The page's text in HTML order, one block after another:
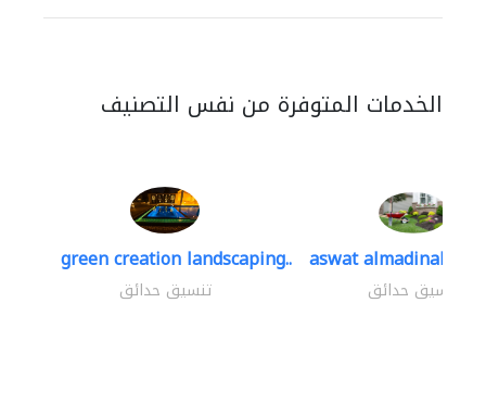
الخدمات المتوفرة من نفس التصنيف
green creation landscaping..
تنسيق حدائق
aswat almadinah
تنسيق حدائق